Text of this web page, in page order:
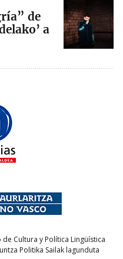
de
a
Cultura y Política Lingüística
Politika Sailak lagunduta